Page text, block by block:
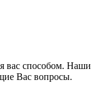
вас способом. Наши
Вас вопросы.